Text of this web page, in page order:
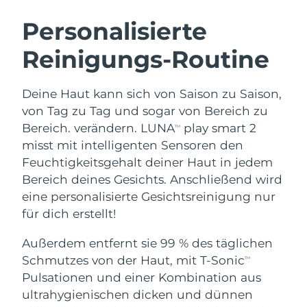
Personalisierte
Reinigungs-Routine
Deine Haut kann sich von Saison zu Saison,
von Tag zu Tag und sogar von Bereich zu
Bereich. verändern. LUNATM
play smart 2
misst mit intelligenten Sensoren den
Feuchtigkeitsgehalt deiner Haut in jedem
Bereich deines Gesichts. Anschließend wird
eine personalisierte Gesichtsreinigung nur
für dich erstellt!
Außerdem entfernt sie 99 % des täglichen
Schmutzes von der Haut, mit T-SonicTM
Pulsationen und einer Kombination aus
ultrahygienischen dicken und dünnen
LUNA™ 4 Set
Anti-aging massage
LUNA™ 4 Plus
Massage, LED heating
LUNA™ 4 Men
For men, anti-aging massage
BEAR™ 2 Set
Microcurrent toning
BEAR™ 2 go
Microcurrent toning on-the-go
BEAR™ 2 eyes & lips
Microcurrent line smoothing device
Hydratisierung
UFO™ 3 Set
Deep facial hydration
UFO™ 3 LED
Near-infrared and red light therapy
device
Mundpflege
issa™ 4
Hybrid silicone sonic toothbrush
issa™ 4 plus
Smart hybrid silicone sonic toothbrush
FAQ™ ANTI-AGING-BEHANDLUNG
Anti-aging LED-Behandlungen
NEW
Österreich Erwartete Lieferung
Bahrain Erwartete Lieferung8/13/26
Belgien Erwartete Lieferung8/12/26
Bermuda Erwartete Lieferung8/18/26
Bosnien und
Herzegowina
Erwartete Lieferung
Brunei Darussalam
Bulgarien Erwartete Lieferung8/12/26
Kanada Erwartete Lieferung 8/16/26